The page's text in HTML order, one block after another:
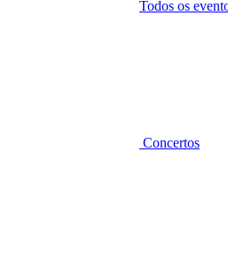
Todos os
Concertos